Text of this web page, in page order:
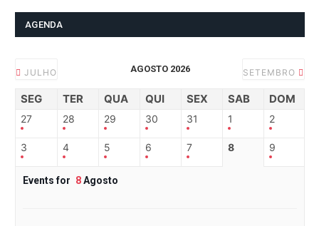
AGENDA
JULHO AGOSTO 2026 SETEMBRO
SEG TER QUA QUI SEX SAB DOM
27 28 29 30 31 1 2
3 4 5 6 7 8 9
Events for 8Agosto